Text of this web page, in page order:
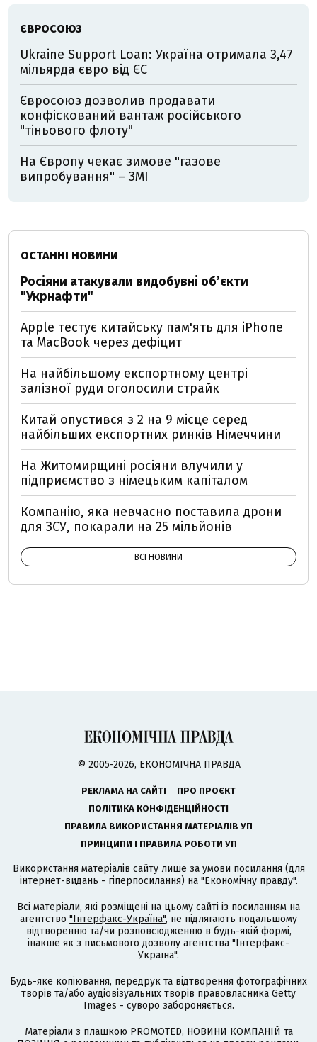
ЄВРОСОЮЗ
Ukraine Support Loan: Україна отримала 3,47
мільярда євро від ЄС
Євросоюз дозволив продавати
конфіскований вантаж російського
"тіньового флоту"
На Європу чекає зимове "газове
випробування" – ЗМІ
ОСТАННІ НОВИНИ
Росіяни атакували видобувні обʼєкти
"Укрнафти"
Apple тестує китайську пам'ять для iPhone
та MacBook через дефіцит
На найбільшому експортному центрі
залізної руди оголосили страйк
Китай опустився з 2 на 9 місце серед
найбільших експортних ринків Німеччини
На Житомирщині росіяни влучили у
підприємство з німецьким капіталом
Компанію, яка невчасно поставила дрони
для ЗСУ, покарали на 25 мільйонів
ВСІ НОВИНИ
© 2005-2026, ЕКОНОМІЧНА ПРАВДА
РЕКЛАМА НА САЙТІ
ПРО ПРОЄКТ
ПОЛІТИКА КОНФІДЕНЦІЙНОСТІ
ПРАВИЛА ВИКОРИСТАННЯ МАТЕРІАЛІВ УП
ПРИНЦИПИ І ПРАВИЛА РОБОТИ УП
Використання матеріалів сайту лише за умови посилання (для
інтернет-видань - гіперпосилання) на "Економічну правду".
Всі матеріали, які розміщені на цьому сайті із посиланням на
агентство "Інтерфакс-Україна", не підлягають подальшому
відтворенню та/чи розповсюдженню в будь-якій формі,
інакше як з письмового дозволу агентства "Інтерфакс-
Україна".
Будь-яке копіювання, передрук та відтворення фотографічних
творів та/або аудіовізуальних творів правовласника Getty
Images - суворо забороняється.
Матеріали з плашкою PROMOTED, НОВИНИ КОМПАНІЙ та